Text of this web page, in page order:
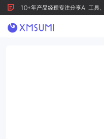
10+年产品经理专注分享AI 工
产品创新，按 Ctrl+D 收藏我们